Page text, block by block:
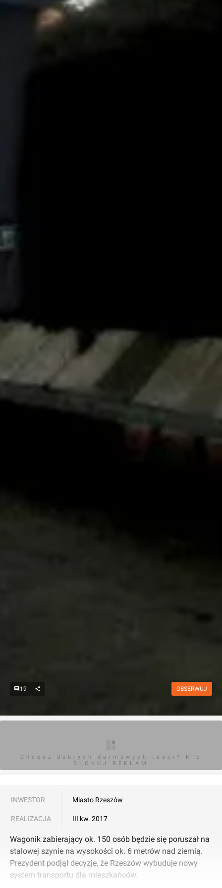
19 OBSERWUJ
Chcesz dobrych darmowych teści? NIE
BLOKUJ REKLAM
INWESTOR Miasto Rzeszów
REALIZACJA III kw. 2017
Wagonik zabierający ok. 150 osób będzie się poruszał na
stalowej szynie na wysokości ok. 6 metrów nad ziemią.
Prezydent podjął decyzję, że Rzeszów wybuduje nowy
system transportu dla mieszkańców.